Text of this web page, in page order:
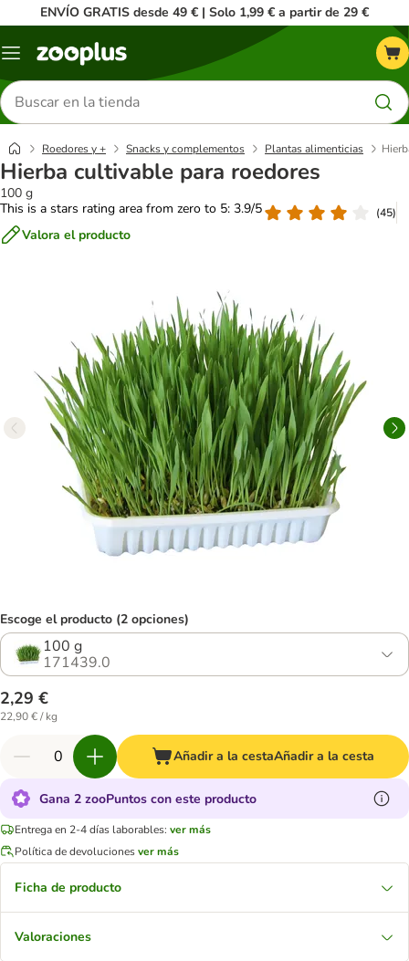
ENVÍO GRATIS desde 49 € | Solo 1,99 € a partir de 29 €
Menú
Buscar
productos
Roedores y + Snacks y complementos Plantas alimenticias
Hierba cultivable para roedores
100 g
This is a stars rating area from zero to 5: 3.9/5
(45)
Valora el producto
Escoge el producto (2 opciones)
100 g
171439.0
2,29 €
22,90 € / kg
Añadir a la cestaAñadir a la cesta
Gana 2 zooPuntos con este producto
Entrega en 2-4 días laborables: ver más
Política de devolucionesver más
Ficha de producto
Valoraciones